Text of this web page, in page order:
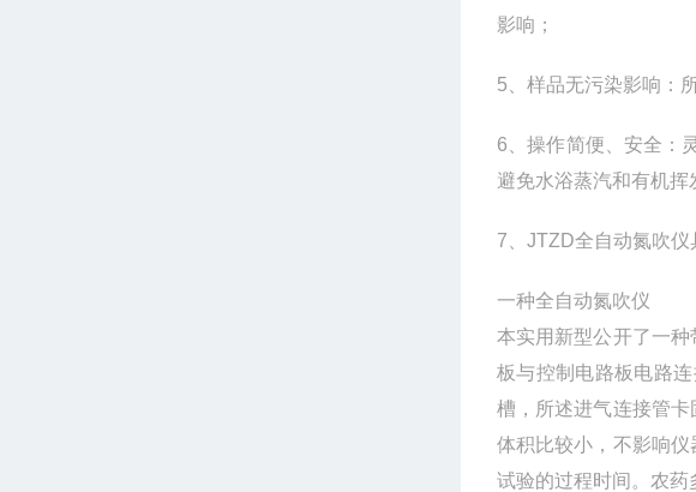
影响；
5 、样品无污染影响：
6 、操作简便、安全：
避免水浴蒸汽和有机挥
7 JTZD全自动氮吹仪
一种全自动氮吹仪
本实用新型公开了一
板与控制电路板电路
槽，所述进气连接管
体积比较小，不影响
试验的过程时间。农